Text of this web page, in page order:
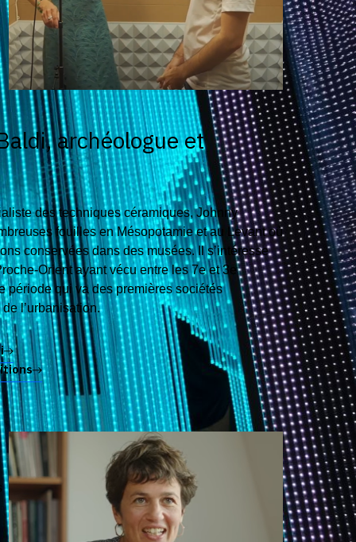
archéologue et
des techniques céramiques, Johnny
fouilles en Mésopotamie et au Levant où
conservées dans des musées. Il s’intéresse
Orient ayant vécu entre les 7e et 3e
période qui va des premières sociétés
l’urbanisation.